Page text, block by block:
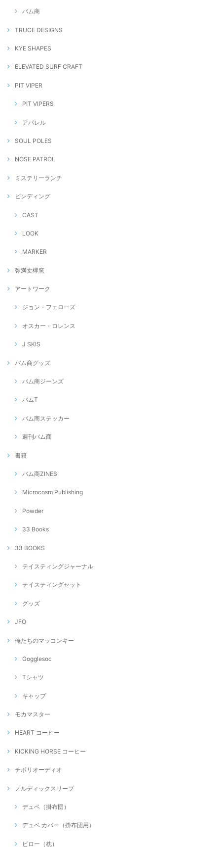
バム商
TRUCE DESIGNS
KYE SHAPES
ELEVATED SURF CRAFT
PIT VIPER
PIT VIPERS
アパレル
SOUL POLES
NOSE PATROL
ミステリーランチ
ビンディング
CAST
LOOK
MARKER
弥満丈欅窯
アートワーク
ジョン・フェローズ
オスカー・ロレンス
J SKIS
バム商グッズ
バム商ジーンズ
バムT
バム商ステッカー
週刊バム商
書籍
バム商ZINES
Microcosm Publishing
Powder
33 Books
33 BOOKS
テイスティングジャーナル
テイスティングセット
グッズ
JFO
俺たちのマッコンキー
Gogglesoc
Tシャツ
キャップ
モカマスター
HEART コーヒー
KICKING HORSE コーヒー
チボリオーディオ
ノルディックスリープ
デュベ（掛布団）
デュベ カバー（掛布団用）
ピロー（枕）